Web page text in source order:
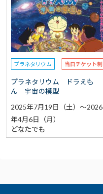
対象学年 どな
予約 選択
参加費（入館料別途） 選択
プラネタリウム 当日チケット制
プラネタリウム ドラえも
ん 宇宙の模型
2025年7月19日（土）～2026
年4月6日（月）
どなたでも